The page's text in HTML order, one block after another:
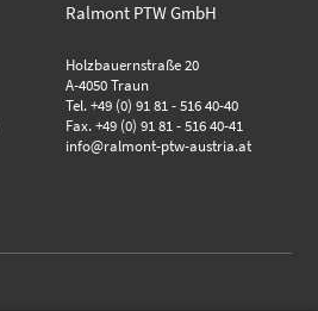
Ralmont PTW GmbH
Holzbauernstraße 20
A-4050 Traun
Tel. +49 (0) 91 81 - 516 40-40
Fax. +49 (0) 91 81 - 516 40-41
info@ralmont-ptw-austria.at